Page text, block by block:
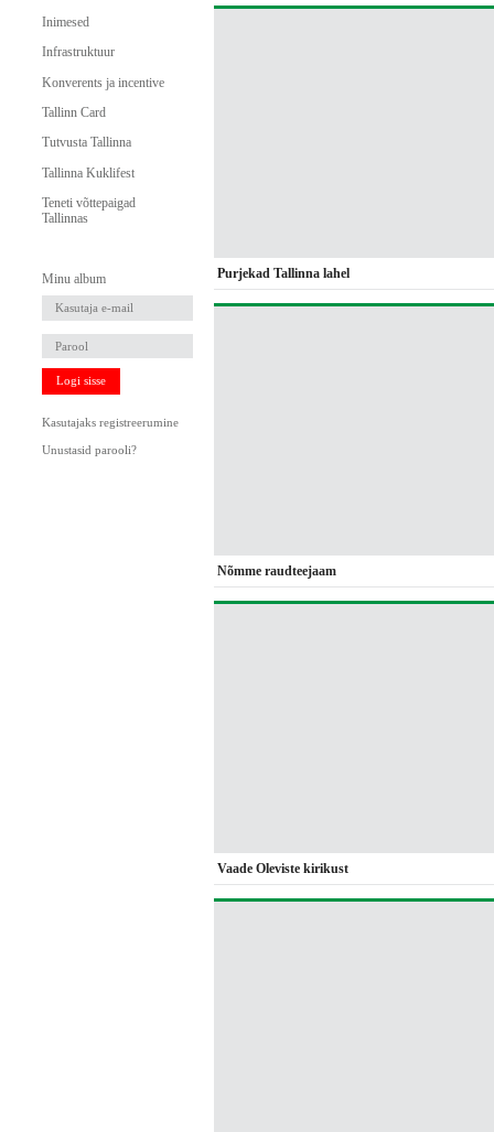
Inimesed
Infrastruktuur
Konverents ja incentive
Tallinn Card
Tutvusta Tallinna
Tallinna Kuklifest
Teneti võttepaigad
Tallinnas
Minu album
Logi sisse
Kasutajaks registreerumine
Unustasid parooli?
Purjekad Tallinna lahel
Nõmme raudteejaam
Vaade Oleviste kirikust